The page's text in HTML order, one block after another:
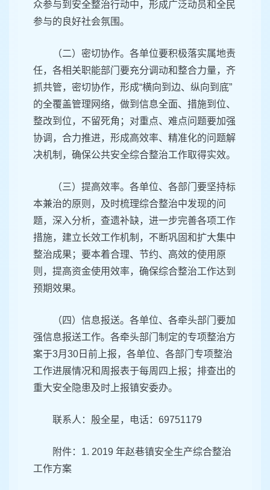
众参与到安全整治行动中，形成广泛动员和全民
参与的良好社会氛围。
（二）密切协作。各单位要积极落实属地责
任，各相关职能部门要充分调动和整合力量，齐
抓共管，密切协作，形成“横向到边、纵向到底”
的全覆盖管理网络，做到信息全面、措施到位、
整改到位，不留死角；对重点、难点问题要加强
协调，合力推进，形成高效率、精准化的问题解
决机制，确保公共安全综合整治工作取得实效。
（三）提高效率。各单位、各部门要坚持标
本兼治的原则，及时梳理综合整治中发现的问
题，深入分析，查遗补缺，进一步完善各项工作
措施，建立长效工作机制，不断巩固和扩大集中
整治成果；要本着合理、节约、高效的使用原
则，提高资金使用效率，确保综合整治工作达到
预期效果。
（四）信息报送。各单位、各牵头部门要加
强信息报送工作。各牵头部门制定的专项整治方
案于3月30日前上报，各单位、各部门专项整治
工作进展情况和周报表于每周四上报；排查出的
重大安全隐患及时上报镇安委办。
联系人：殷全星，电话：69751179
附件：1. 2019 年赵巷镇安全生产综合整治
工作方案